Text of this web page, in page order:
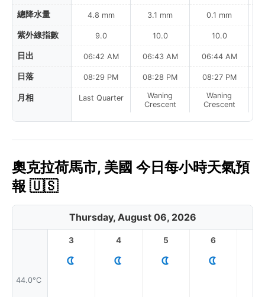
總降水量
紫外線指數
日出
日落
月相
4.8 mm
9.0
06:42 AM
08:29 PM
Last Quarter
3.1 mm
10.0
06:43 AM
08:28 PM
Waning
Crescent
0.1 mm
10.0
06:44 AM
08:27 PM
Waning
Crescent
奧克拉荷馬市, 美國 今日每小時天氣預
報 🇺🇸
Thursday, August 06, 2026
44.0°C
3 4 5 6